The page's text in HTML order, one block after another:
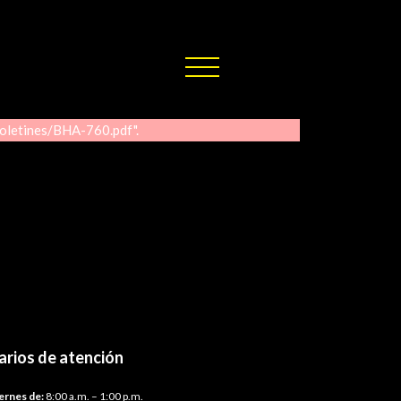
BHA-760.pdf".
de atención
de:8:00 a.m. – 1:00 p.m.